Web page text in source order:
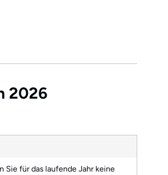
2026
Sie für das laufende Jahr keine